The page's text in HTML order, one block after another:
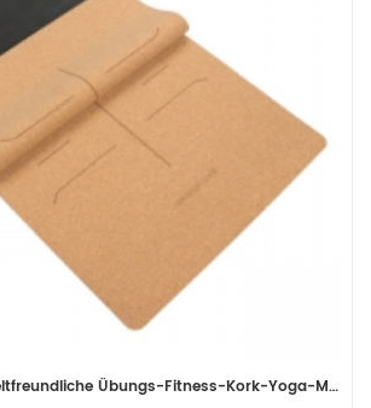
Rutschfeste, umweltfreundliche Übungs-Fitness-Kork-Yoga-Matte im Großhandel